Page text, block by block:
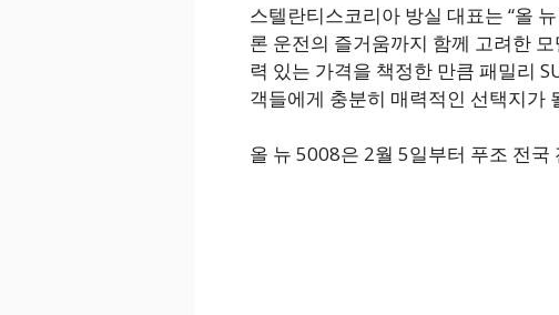
스텔란티스코리아 방실 대표는 “올
론 운전의 즐거움까지 함께 고려한
력 있는 가격을 책정한 만큼 패밀리
객들에게 충분히 매력적인 선택지가
올 뉴 5008은 2월 5일부터 푸조 전국